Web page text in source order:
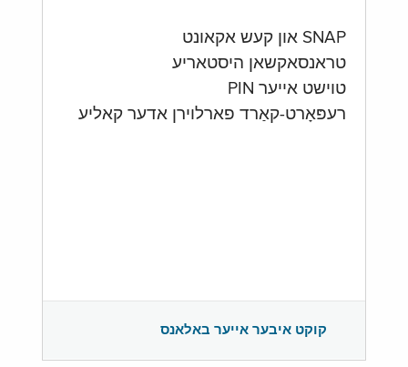
SNAP און קעש אקאונט
טראנסאקשאן היסטאריע
טוישט אייער PIN
רעפּאָרט-קאַרד פארלוירן אדער קאליע
קוקט איבער אייער באלאנס